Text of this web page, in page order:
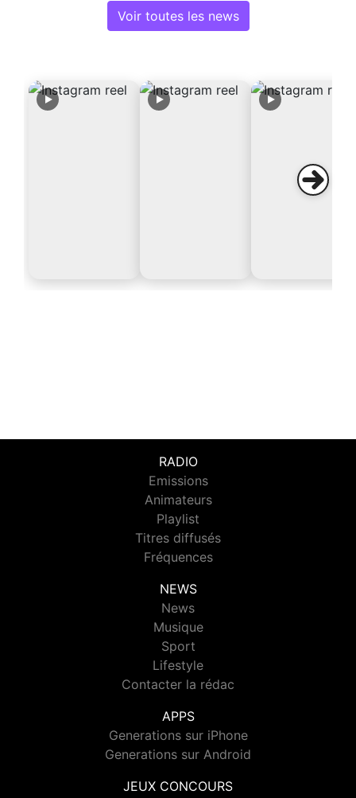
Voir toutes les news
RADIO
Emissions
Animateurs
Playlist
Titres diffusés
Fréquences
NEWS
News
Musique
Sport
Lifestyle
Contacter la rédac
APPS
Generations sur iPhone
Generations sur Android
JEUX CONCOURS